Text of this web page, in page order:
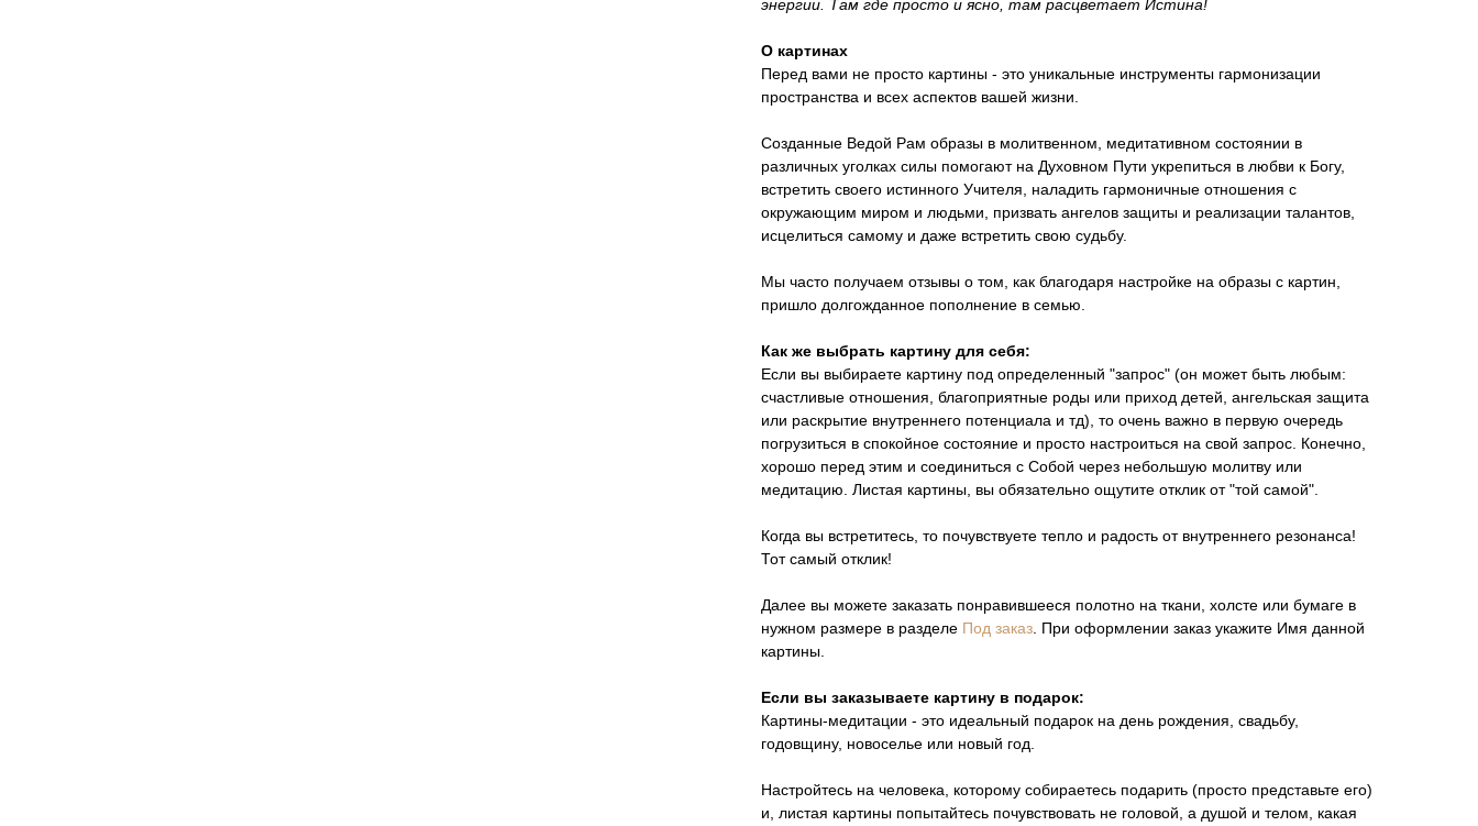
энергии. Там где просто и ясно, там расцветает Истина!
О картинах
Перед вами не просто картины - это уникальные инструменты гармонизации
пространства и всех аспектов вашей жизни.
Созданные Ведой Рам образы в молитвенном, медитативном состоянии в
различных уголках силы помогают на Духовном Пути укрепиться в любви к Богу,
встретить своего истинного Учителя, наладить гармоничные отношения с
окружающим миром и людьми, призвать ангелов защиты и реализации талантов,
исцелиться самому и даже встретить свою судьбу.
Мы часто получаем отзывы о том, как благодаря настройке на образы с картин,
пришло долгожданное пополнение в семью.
Как же выбрать картину для себя:
Если вы выбираете картину под определенный "запрос" (он может быть любым:
счастливые отношения, благоприятные роды или приход детей, ангельская защита
или раскрытие внутреннего потенциала и тд), то очень важно в первую очередь
погрузиться в спокойное состояние и просто настроиться на свой запрос. Конечно,
хорошо перед этим и соединиться с Собой через небольшую молитву или
медитацию. Листая картины, вы обязательно ощутите отклик от "той самой".
Когда вы встретитесь, то почувствуете тепло и радость от внутреннего резонанса!
Тот самый отклик!
Далее вы можете заказать понравившееся полотно на ткани, холсте или бумаге в
нужном размере в разделе Под заказ . При оформлении заказ укажите Имя данной
картины.
Если вы заказываете картину в подарок:
Картины-медитации - это идеальный подарок на день рождения, свадьбу,
годовщину, новоселье или новый год.
Настройтесь на человека, которому собираетесь подарить (просто представьте его)
и, листая картины попытайтесь почувствовать не головой, а душой и телом, какая